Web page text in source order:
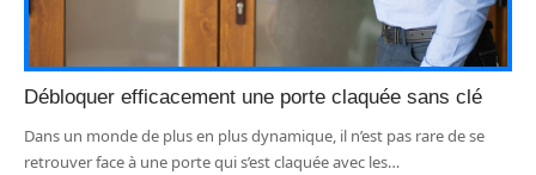
Débloquer efficacement une porte claquée sans clé
Dans un monde de plus en plus dynamique, il n’est pas rare de se
retrouver face à une porte qui s’est claquée avec les…